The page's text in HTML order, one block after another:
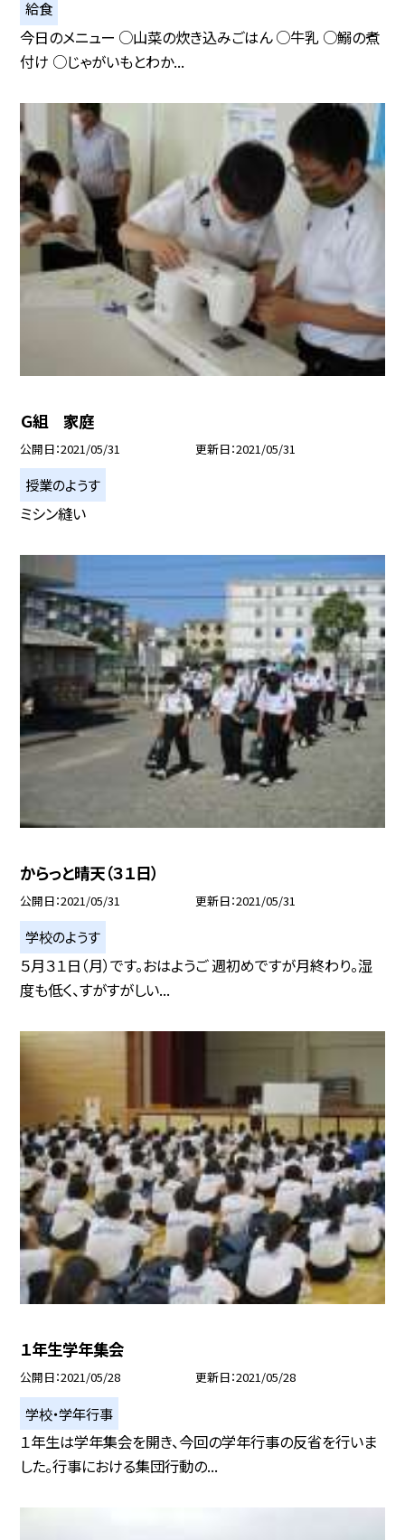
給食
今日のメニュー ○山菜の炊き込みごはん ○牛乳 ○鰯の煮
付け ○じゃがいもとわか...
Ｇ組 家庭
公開日 2021/05/31 更新日 2021/05/31
授業のようす
ミシン縫い
からっと晴天（３１日）
公開日 2021/05/31 更新日 2021/05/31
学校のようす
５月３１日（月）です。おはようご 週初めですが月終わり。湿
度も低く、すがすがしい...
１年生学年集会
公開日 2021/05/28 更新日 2021/05/28
学校・学年行事
１年生は学年集会を開き、今回の学年行事の反省を行いま
した。行事における集団行動の...